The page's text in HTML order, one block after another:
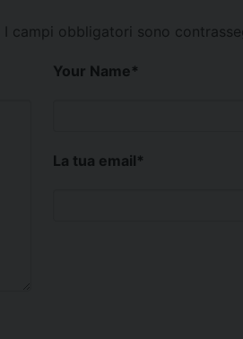
I campi obbligatori sono
Your Name*
La tua email*